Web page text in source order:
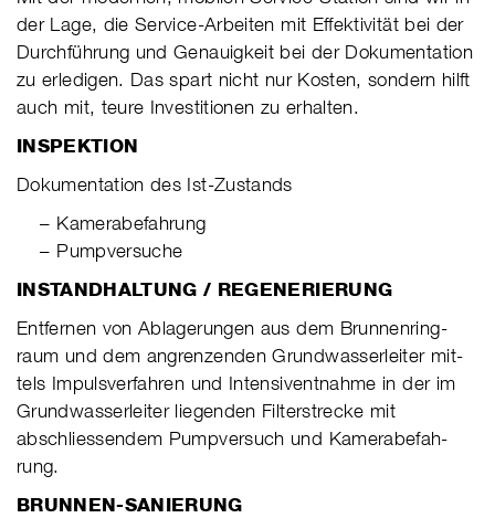
der Lage, die Ser­vice-Ar­bei­ten mit Effek­ti­vi­tät bei der
Durch­füh­rung und Genau­ig­keit bei der Doku­men­ta­tion
zu erle­di­gen. Das spart nicht nur Kos­ten, son­dern hilft
auch mit, teure Inves­ti­tio­nen zu erhal­ten.
INSPEKTION
Dokumentation des Ist-Zustands
– Kamerabefahrung
– Pumpversuche
INSTANDHALTUNG / REGENERIERUNG
Ent­fer­nen von Abla­ge­run­gen aus dem Brun­nen­ring­
raum und dem angren­zen­den Grund­was­ser­lei­ter mit­
tels Impuls­ver­fah­ren und Inten­siv­ent­nahme in der im
Grund­was­ser­lei­ter lie­gen­den Fil­ter­stre­cke mit
abschlies­sen­dem Pump­ver­such und Kame­ra­be­fah­
rung.
BRUNNEN-SANIERUNG